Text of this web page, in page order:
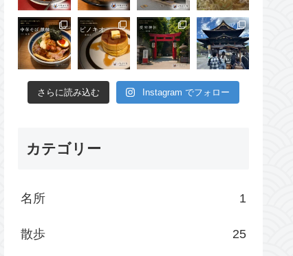
さらに読み込む Instagram でフォロー
カテゴリー
名所 1
散歩 25